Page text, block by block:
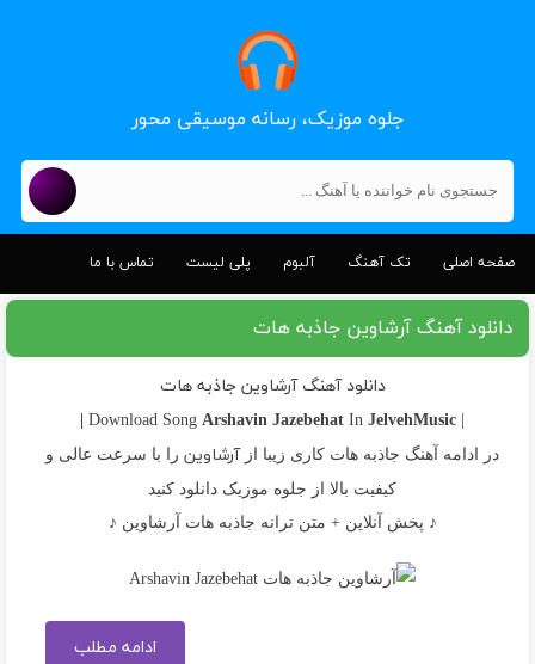
جلوه موزیک، رسانه موسیقی محور
صفحه اصلی تک آهنگ آلبوم پلی لیست تماس با ما
دانلود آهنگ آرشاوین جاذبه هات
دانلود آهنگ آرشاوین جاذبه هات
Arshavin Jazebehat InJelvehMusic |
در ادامه آهنگ جاذبه هات کاری زیبا ازآرشاوینرا با سرعت عالی و
کیفیت بالا از جلوه موزیک دانلود کنید
♪ پخش آنلاین + متن ترانه جاذبه هات آرشاوین ♪
ادامه مطلب